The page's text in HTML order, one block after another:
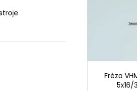
ů
o
Fréza